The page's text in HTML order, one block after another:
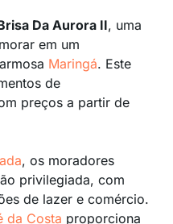
Da Aurora II, uma
em um
Maringá. Este
de
preços a partir de
, os moradores
privilegiada, com
de lazer e comércio.
da Costa proporciona